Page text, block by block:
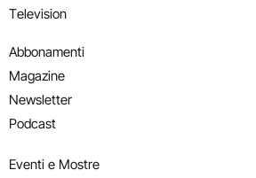
Television
Abbonamenti
Magazine
Newsletter
Podcast
Eventi e Mostre